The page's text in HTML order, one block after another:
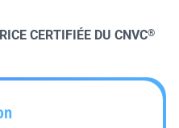
CERTIFIÉE DU CNVC®